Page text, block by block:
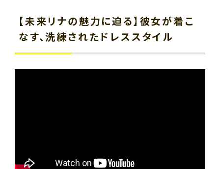
【未来リナの魅力に迫る】彼女が着こ
なす、洗練されたドレススタイル